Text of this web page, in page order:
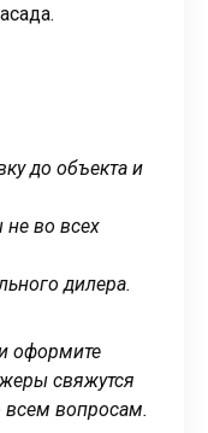
до объекта и
во всех
дилера.
оформите
свяжутся
всем вопросам.